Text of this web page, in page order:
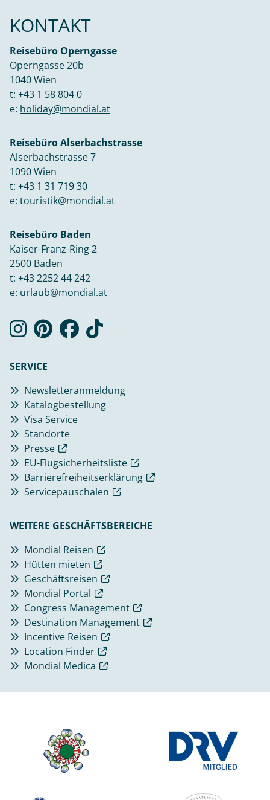
KONTAKT
Reisebüro Operngasse
Operngasse 20b
1040 Wien
t: +43 1 58 804 0
e: holiday@mondial.at
Reisebüro Alserbachstrasse
Alserbachstrasse 7
1090 Wien
t: +43 1 31 719 30
e: touristik@mondial.at
Reisebüro Baden
Kaiser-Franz-Ring 2
2500 Baden
t: +43 2252 44 242
e: urlaub@mondial.at
SERVICE
Newsletteranmeldung
Katalogbestellung
Visa Service
Standorte
Presse
EU-Flugsicherheitsliste
Barrierefreiheitserklärung
Servicepauschalen
WEITERE GESCHÄFTSBEREICHE
Mondial Reisen
Hütten mieten
Geschäftsreisen
Mondial Portal
Congress Management
Destination Management
Incentive Reisen
Location Finder
Mondial Medica